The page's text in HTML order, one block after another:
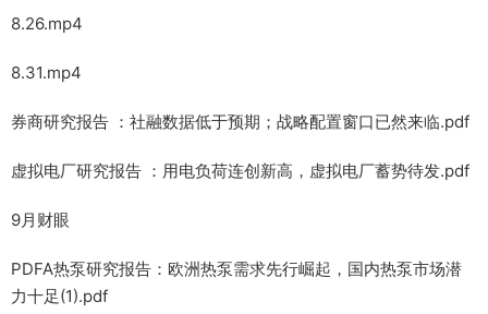
8.26.mp4
8.31.mp4
券商研究报告 ：社融数据低于预期；战略配置窗口已然来临.pdf
虚拟电厂研究报告 ：用电负荷连创新高，虚拟电厂蓄势待发.pdf
9月财眼
PDFA热泵研究报告：欧洲热泵需求先行崛起，国内热泵市场潜
力十足(1).pdf